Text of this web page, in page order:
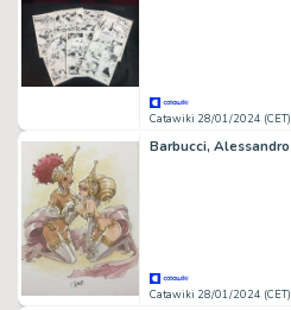
Catawiki 28/01/2024 (CET)
Catawiki 28/01/2024 (CET)